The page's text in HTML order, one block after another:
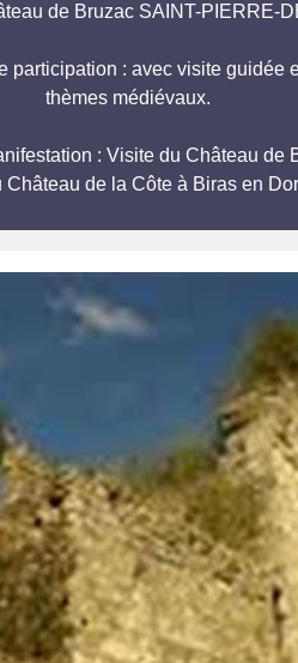
de Bruzac SAINT-PIERRE-
: avec visite
thèmes médiévaux.
: Visite du Château de
de la Côte à Biras en